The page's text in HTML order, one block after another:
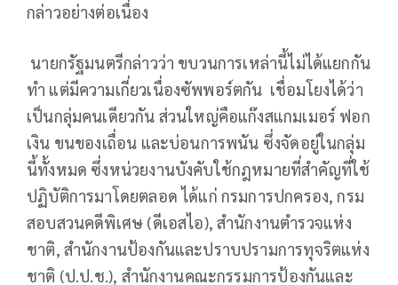
กล่าวอย่างต่อเนื่อง
นายกรัฐมนตรีกล่าวว่า ขบวนการเหล่านี้ไม่ได้แยกกัน
ทำ แต่มีความเกี่ยวเนื่องซัพพอร์ตกัน เชื่อมโยงได้ว่า
เป็นกลุ่มคนเดียวกัน ส่วนใหญ่คือแก๊งสแกมเมอร์ ฟอก
เงิน ขนของเถื่อน และบ่อนการพนัน ซึ่งจัดอยู่ในกลุ่ม
นี้ทั้งหมด ซึ่งหน่วยงานบังคับใช้กฎหมายที่สำคัญที่ใช้
ปฏิบัติการมาโดยตลอด ได้แก่ กรมการปกครอง, กรม
สอบสวนคดีพิเศษ (ดีเอสไอ), สำนักงานตำรวจแห่ง
ชาติ, สำนักงานป้องกันและปราบปรามการทุจริตแห่ง
ชาติ (ป.ป.ช.), สำนักงานคณะกรรมการป้องกันและ